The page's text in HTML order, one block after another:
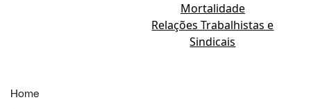
Mortalidade
Relações Trabalhistas e
Sindicais
Home